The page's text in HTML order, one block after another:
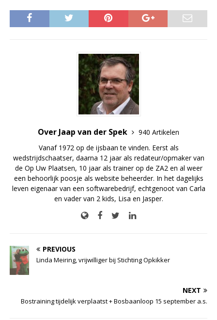
Over Jaap van der Spek
940 Artikelen
Vanaf 1972 op de ijsbaan te vinden. Eerst als
wedstrijdschaatser, daarna 12 jaar als redateur/opmaker van
de Op Uw Plaatsen, 10 jaar als trainer op de ZA2 en al weer
een behoorlijk poosje als website beheerder. In het dagelijks
leven eigenaar van een softwarebedrijf, echtgenoot van Carla
en vader van 2 kids, Lisa en Jasper.
PREVIOUS
Linda Meiring, vrijwilliger bij Stichting Opkikker
NEXT
Bostraining tijdelijk verplaatst + Bosbaanloop 15 september a.s.